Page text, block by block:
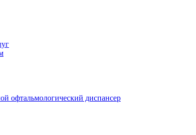
офтальмологический диспансер